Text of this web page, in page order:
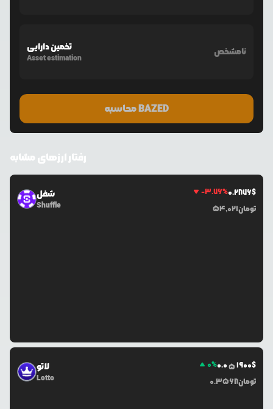
تخمین دارایی
Asset estimation
نامشخص
محاسبه BAZED
رفتار ارزهای مشابه
شفل
Shuffle
-3.76%0.2876$
54,021تومان
لاتو
Lotto
0%0.051900$
0.3568تومان